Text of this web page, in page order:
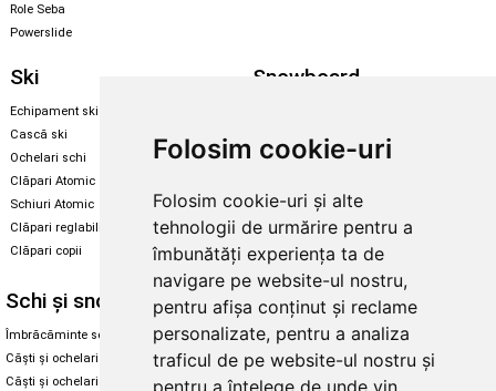
Folosim cookie-uri
Folosim cookie-uri și alte
tehnologii de urmărire pentru a
îmbunătăți experiența ta de
navigare pe website-ul nostru,
pentru afișa conținut și reclame
personalizate, pentru a analiza
traficul de pe website-ul nostru și
pentru a înțelege de unde vin
Role Seba
Powerslide
Ski
Echipament ski
Cască ski
Ochelari schi
Clăpari Atomic
Schiuri Atomic
Clăpari reglabili
Clăpari copii
Snowboard
Echipament snowboard
Legături Rome SDS
Skate & longboard
Santa Cruz
Enuff Skateboards
Schi și snowboard
Îmbrăcăminte schi și snowboard
Căști și ochelari de iarnă
Căști și ochelari Alpina
Diverse
Cum aleg rolele
Cum aleg ochelarii
Ochelari de soare Oakley